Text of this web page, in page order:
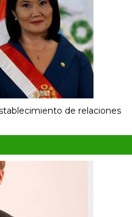
de relaciones